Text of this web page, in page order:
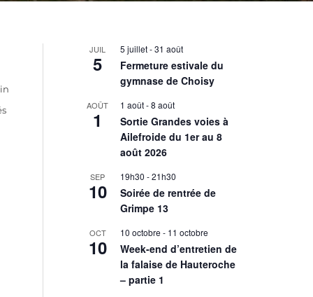
JUIL
5
5 juillet-31 août
Fermeture estivale du
gymnase de Choisy
AOÛT
1
1 août-8 août
Sortie Grandes voies à
Ailefroide du 1er au 8
août 2026
SEP
10
19h30 -21h30
Soirée de rentrée de
Grimpe 13
OCT
10
10 octobre - 11 octobre
Week-end d’entretien de
la falaise de Hauteroche
– partie 1